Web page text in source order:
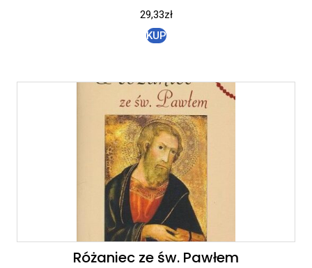
29,33zł
KUP
Różaniec ze św. Pawłem